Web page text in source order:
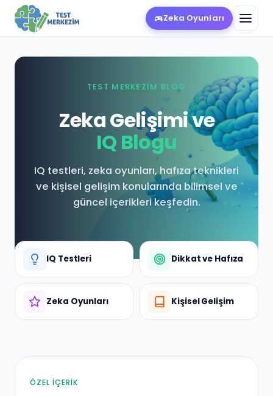
Zeka Oyunları
TEST MERKEZİM BLOG
Zeka Gelişimi ve
IQ Blogu
IQ testleri, zeka oyunları, hafıza teknikleri
ve kişisel gelişim konularında bilimsel ve
güncel içerikleri keşfedin.
IQ Testleri Dikkat ve Hafıza
Zeka Oyunları Kişisel Gelişim
ÖNE ÇIKAN
ÖZEL İÇERİK